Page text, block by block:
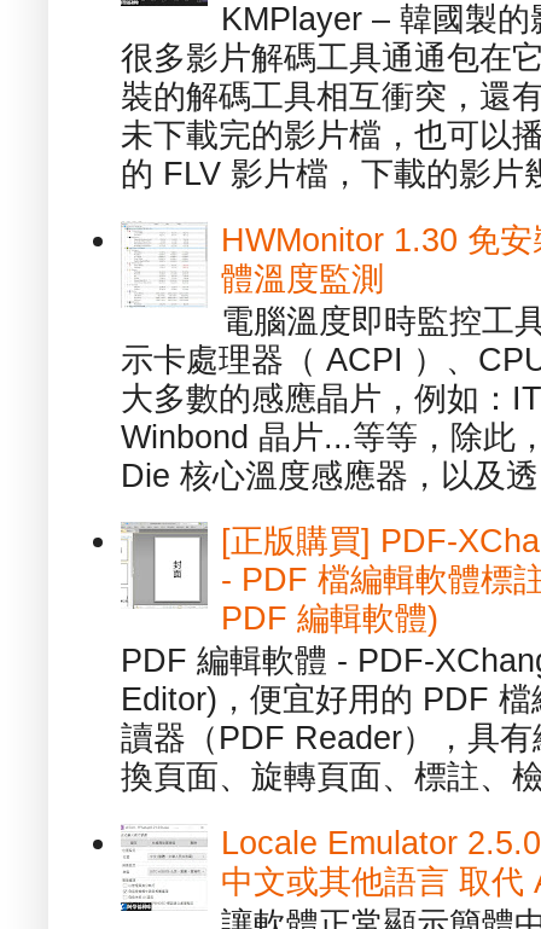
KMPlayer – 韓國製
很多影片解碼工具通通包在
裝的解碼工具相互衝突，還
未下載完的影片檔，也可以
的 FLV 影片檔，下載的影片
HWMonitor 1.30 免
體溫度監測
電腦溫度即時監控工
示卡處理器（ ACPI ）、
大多數的感應晶片，例如：
Winbond 晶片...等等，除此
Die 核心溫度感應器，以及
[正版購買] PDF-
- PDF 檔編輯軟體標
PDF 編輯軟體)
PDF 編輯軟體 - PDF-
Editor)，便宜好用的 PDF
讀器（PDF Reader），具
換頁面、旋轉頁面、標註、
Locale Emulator
中文或其他語言 取代